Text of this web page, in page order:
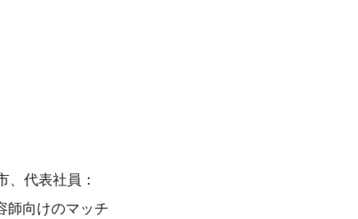
代表社員：
師向けのマッチ